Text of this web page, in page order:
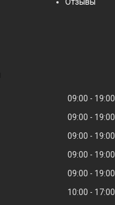
09:00
19:00
09:00
19:00
09:00
19:00
09:00
19:00
09:00
19:00
10:00 17:00